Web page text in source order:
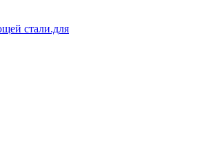
стали.для